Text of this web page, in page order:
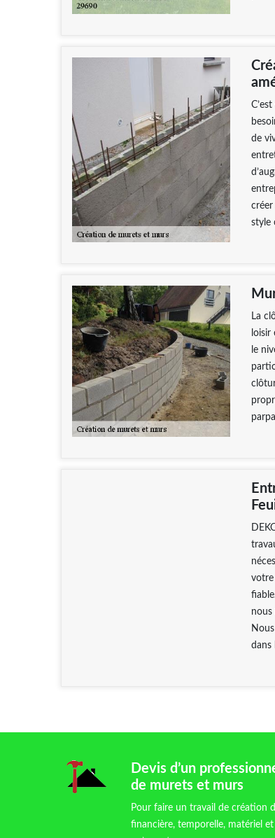
de
style
La
loisir
le
votre
nous
dans
Devis d’un
de murets et murs
Pour faire un travail de création
financière, temporelle, matériel